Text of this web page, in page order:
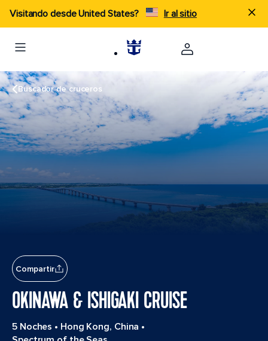
Visitando desde United States? Ir al sitio
Buscador de cruceros
Compartir
OKINAWA & ISHIGAKI CRUISE
5 Noches • Hong Kong, China •